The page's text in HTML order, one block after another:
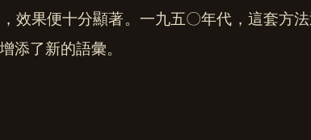
效果便十分顯著。一九五〇年代，這套方
添了新的語彙。